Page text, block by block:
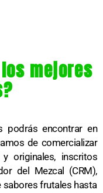
mejores
podrás encontrar en
de comercializar
originales, inscritos
del Mezcal (CRM),
frutales hasta